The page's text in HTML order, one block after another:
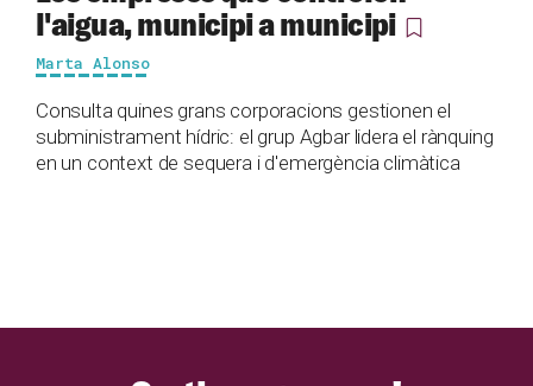
l'aigua, municipi a municipi
Marta Alonso
Consulta quines grans corporacions gestionen el
subministrament hídric: el grup Agbar lidera el rànquing
en un context de sequera i d'emergència climàtica